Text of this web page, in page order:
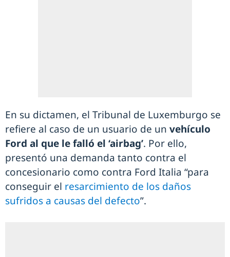
En su dictamen, el Tribunal de Luxemburgo se
refiere al caso de un usuario de un vehículo
Ford al que le falló el ‘airbag’. Por ello,
presentó una demanda tanto contra el
concesionario como contra Ford Italia “para
conseguir el resarcimiento de los daños
sufridos a causas del defecto”.